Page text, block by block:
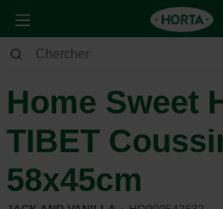
Animaux Chien
Home Sweet
TIBET
58x45cm